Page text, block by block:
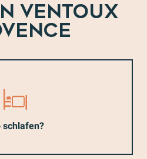
VENTOUX
schlafen?